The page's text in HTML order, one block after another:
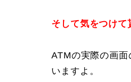
そして気をつけて
ATMの実際の画
いますよ。